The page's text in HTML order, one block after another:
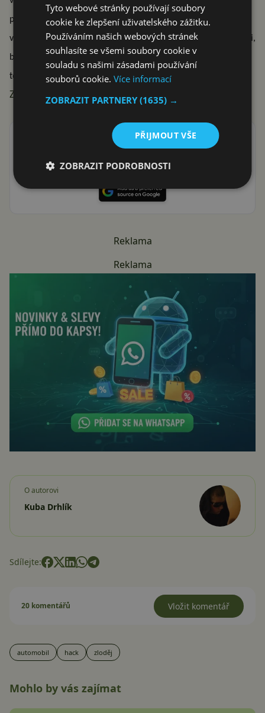
přecházet na nový druh zabezpečení. Nelze vyloučit fakt, že
v době kdy se vývoj mobilních technologií posouvá stále rychleji,
budou již brzy podobnou funkci podporovat také naše mobilní
telefony.
Zdroj: engadget.com
Přidat Svět Androida mezi preferované stránky na
Google
ať vám neunikne žádná Android novinka nebo sleva
Reklama
Reklama
O autorovi
Kuba Drhlík
Sdílejte:
20 komentářů Vložit komentář
automobil hack zloděj
Mohlo by vás zajímat
Tyto webové stránky používají soubory
cookie ke zlepšení uživatelského zážitku.
Používáním našich webových stránek
souhlasíte se všemi soubory cookie v
souladu s našimi zásadami používání
souborů cookie.Více informací
ZOBRAZIT PARTNERY(1635) →
PŘIJMOUT VŠE
ZOBRAZIT PODROBNOSTI